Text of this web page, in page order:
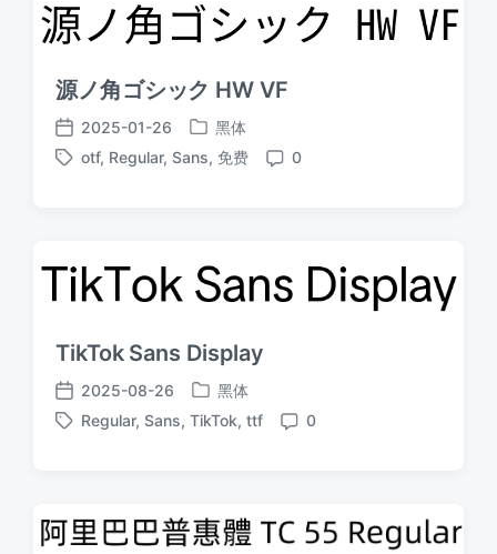
源ノ角ゴシック HW VF
发
布
2025-01-26
发
布
黑体
标
otf, Regular, Sans, 免费
评
0
TikTok Sans Display
发
布
2025-08-26
发
布
黑体
标
Regular, Sans, TikTok, ttf
评
0